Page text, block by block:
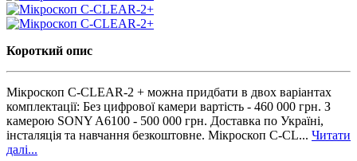
Короткий опис
Мікроскоп C-CLEAR-2 + можна придбати в двох варіантах
комплектації: Без цифрової камери вартість - 460 000 грн. З
камерою SONY A6100 - 500 000 грн. Доставка по Україні,
інсталяція та навчання безкоштовне. Мікроскоп C-CL... Читати
далі...